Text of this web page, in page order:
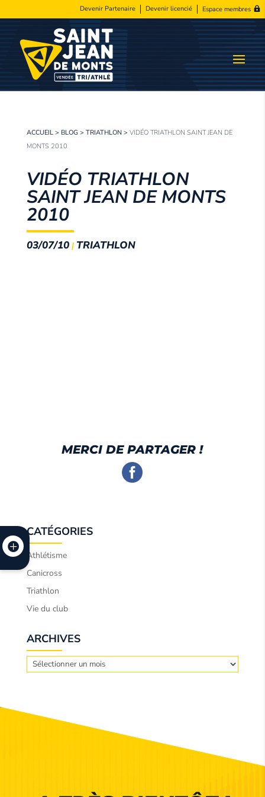
Devenir Partenaire Devenir licencié Espace membres
ACCUEIL> BLOG > TRIATHLON> VIDÉO TRIATHLON SAINT JEAN DE
MONTS 2010
VIDÉO TRIATHLON
SAINT JEAN DE MONTS
2010
03/07/10| TRIATHLON
MERCI DE PARTAGER !
CATÉGORIES
Athlétisme
Canicross
Triathlon
Vie du club
ARCHIVES
Archives